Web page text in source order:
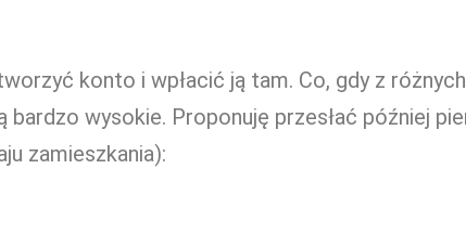
konto i wpłacić ją tam. Co, gdy z
wysokie. Proponuję przesłać później
zamieszkania):